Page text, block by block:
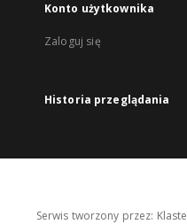
Konto użytkownika
Zaloguj się
Historia przeglądania
Serwis tworzony przez: